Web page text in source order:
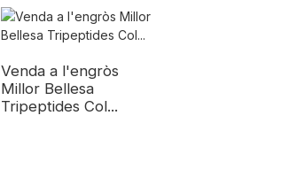
Venda a l'engròs
Millor Bellesa
Tripeptides Col...